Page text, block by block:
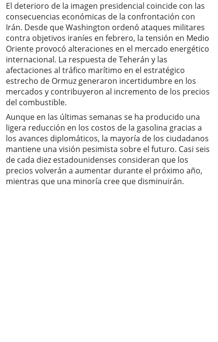
El deterioro de la imagen presidencial coincide con las
consecuencias económicas de la confrontación con
Irán. Desde que Washington ordenó ataques militares
contra objetivos iraníes en febrero, la tensión en Medio
Oriente provocó alteraciones en el mercado energético
internacional. La respuesta de Teherán y las
afectaciones al tráfico marítimo en el estratégico
estrecho de Ormuz generaron incertidumbre en los
mercados y contribuyeron al incremento de los precios
del combustible.
Aunque en las últimas semanas se ha producido una
ligera reducción en los costos de la gasolina gracias a
los avances diplomáticos, la mayoría de los ciudadanos
mantiene una visión pesimista sobre el futuro. Casi seis
de cada diez estadounidenses consideran que los
precios volverán a aumentar durante el próximo año,
mientras que una minoría cree que disminuirán.